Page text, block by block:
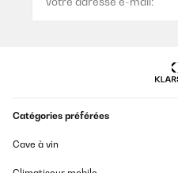
Catégories préférées
Cave à vin